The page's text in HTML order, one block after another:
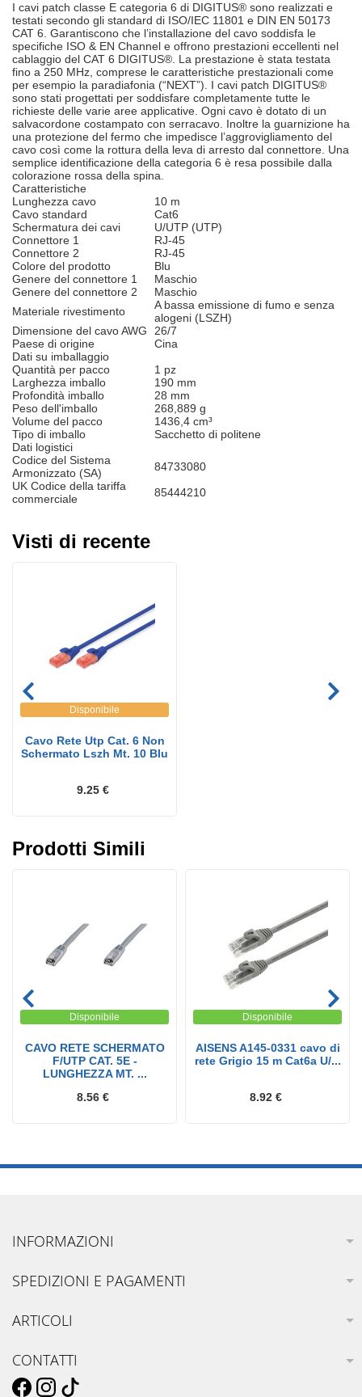
I cavi patch classe E categoria 6 di DIGITUS® sono realizzati e
testati secondo gli standard di ISO/IEC 11801 e DIN EN 50173
CAT 6. Garantiscono che l’installazione del cavo soddisfa le
specifiche ISO & EN Channel e offrono prestazioni eccellenti nel
cablaggio del CAT 6 DIGITUS®. La prestazione è stata testata
fino a 250 MHz, comprese le caratteristiche prestazionali come
per esempio la paradiafonia (“NEXT”). I cavi patch DIGITUS®
sono stati progettati per soddisfare completamente tutte le
richieste delle varie aree applicative. Ogni cavo è dotato di un
salvacordone costampato con serracavo. Inoltre la guarnizione ha
una protezione del fermo che impedisce l’aggrovigliamento del
cavo così come la rottura della leva di arresto dal connettore. Una
semplice identificazione della categoria 6 è resa possibile dalla
colorazione rossa della spina.
Caratteristiche
Lunghezza cavo
10 m
Cavo standard
Cat6
Schermatura dei cavi
U/UTP (UTP)
Connettore 1
RJ-45
Connettore 2
RJ-45
Colore del prodotto
Blu
Genere del connettore 1
Maschio
Genere del connettore 2
Maschio
Materiale rivestimento
A bassa emissione di fumo e senza
alogeni (LSZH)
Dimensione del cavo AWG
26/7
Paese di origine
Cina
Dati su imballaggio
Quantità per pacco
1 pz
Larghezza imballo
190 mm
Profondità imballo
28 mm
Peso dell'imballo
268,889 g
Volume del pacco
1436,4 cm³
Tipo di imballo
Sacchetto di politene
Dati logistici
Codice del Sistema
Armonizzato (SA)
84733080
UK Codice della tariffa
commerciale
85444210
Visti di recente
Disponibile
Cavo Rete Utp Cat. 6 Non
Schermato Lszh Mt. 10 Blu
9.25 €
Prodotti Simili
Disponibile
CAVO RETE SCHERMATO
F/UTP CAT. 5E -
LUNGHEZZA MT. ...
8.56 €
Disponibile
AISENS A145-0331 cavo di
rete Grigio 15 m Cat6a U/...
8.92 €
INFORMAZIONI
SPEDIZIONI E PAGAMENTI
ARTICOLI
CONTATTI